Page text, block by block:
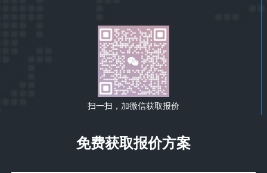
扫一扫，加微信获取报价
免费获取报价方案